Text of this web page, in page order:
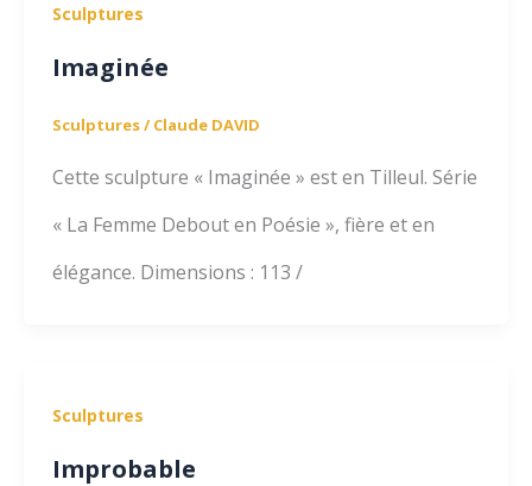
Sculptures
Imaginée
Sculptures/Claude DAVID
Cette sculpture « Imaginée » est en Tilleul. Série
« La Femme Debout en Poésie », fière et en
élégance. Dimensions : 113 /
Sculptures
Improbable